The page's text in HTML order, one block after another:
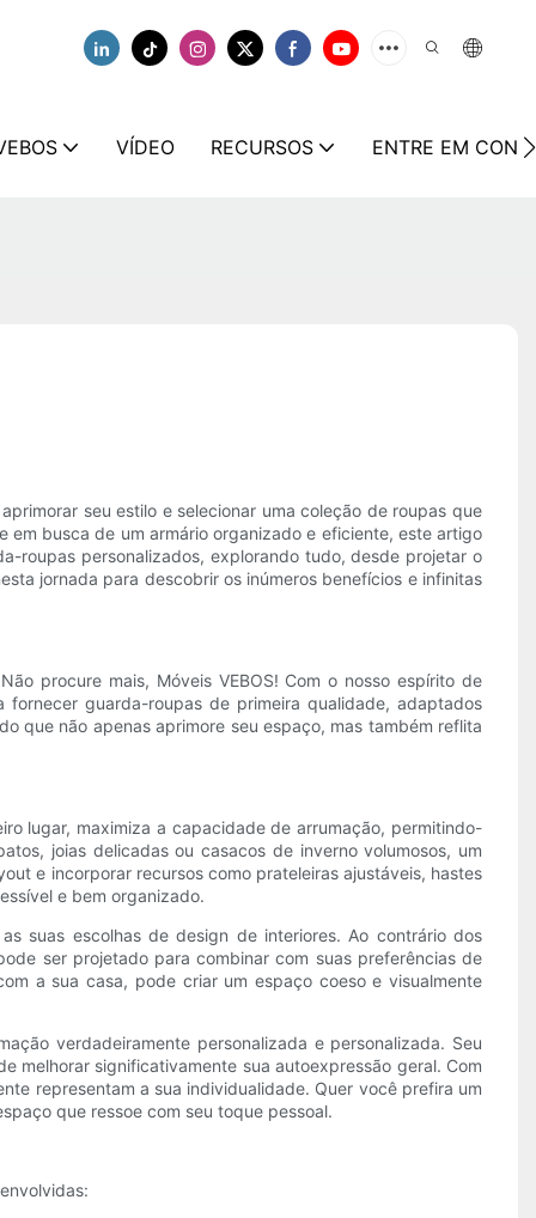
VÍDEO RECURSOS ENTRE EM
seu estilo e selecionar uma coleção de roupas que
em busca de um armário organizado e eficiente, este artigo
roupas personalizados, explorando tudo, desde projetar o
jornada para descobrir os inúmeros benefícios e infinitas
procure mais, Móveis VEBOS! Com o nosso espírito de
guarda-roupas de primeira qualidade, adaptados
que não apenas aprimore seu espaço, mas também reflita
lugar, maximiza a capacidade de arrumação, permitindo-
joias delicadas ou casacos de inverno volumosos, um
e incorporar recursos como prateleiras ajustáveis, hastes
e bem organizado.
suas escolhas de design de interiores. Ao contrário dos
ser projetado para combinar com suas preferências de
a sua casa, pode criar um espaço coeso e visualmente
verdadeiramente personalizada e personalizada. Seu
melhorar significativamente sua autoexpressão geral. Com
representam a sua individualidade. Quer você prefira um
que ressoe com seu toque pessoal.